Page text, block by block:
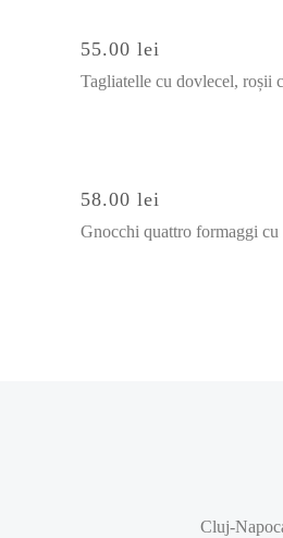
55.00 lei
Tagliatelle cu dovlecel, roșii
58.00 lei
Gnocchi quattro formaggi cu
Cluj-